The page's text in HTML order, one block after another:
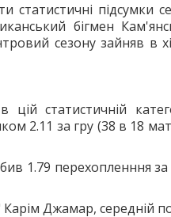
статистичні
бігмен
сезону зайняв в
статистичній
2.11 за гру (38 в 18
1.79 перехопленння
Джамар, середній